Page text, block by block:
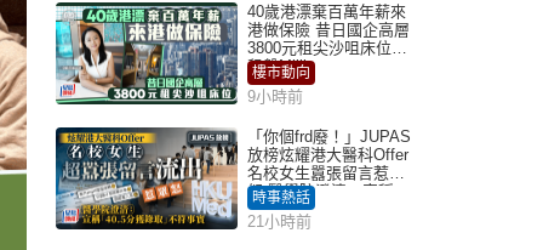
40歲港漂棄百萬年薪來
港做保險 昔日國企高層
3800元租尖沙咀床位｜
租盤Million
樓市動向
9小時前
「你個frd廢！」JUPAS
放榜炫耀港大醫科Offer
名校女生囂張留言惹眾
怒 醫學院澄清：宣稱
「40.5分獲錄取」不符事
實｜Juicy叮
時事熱話
21小時前